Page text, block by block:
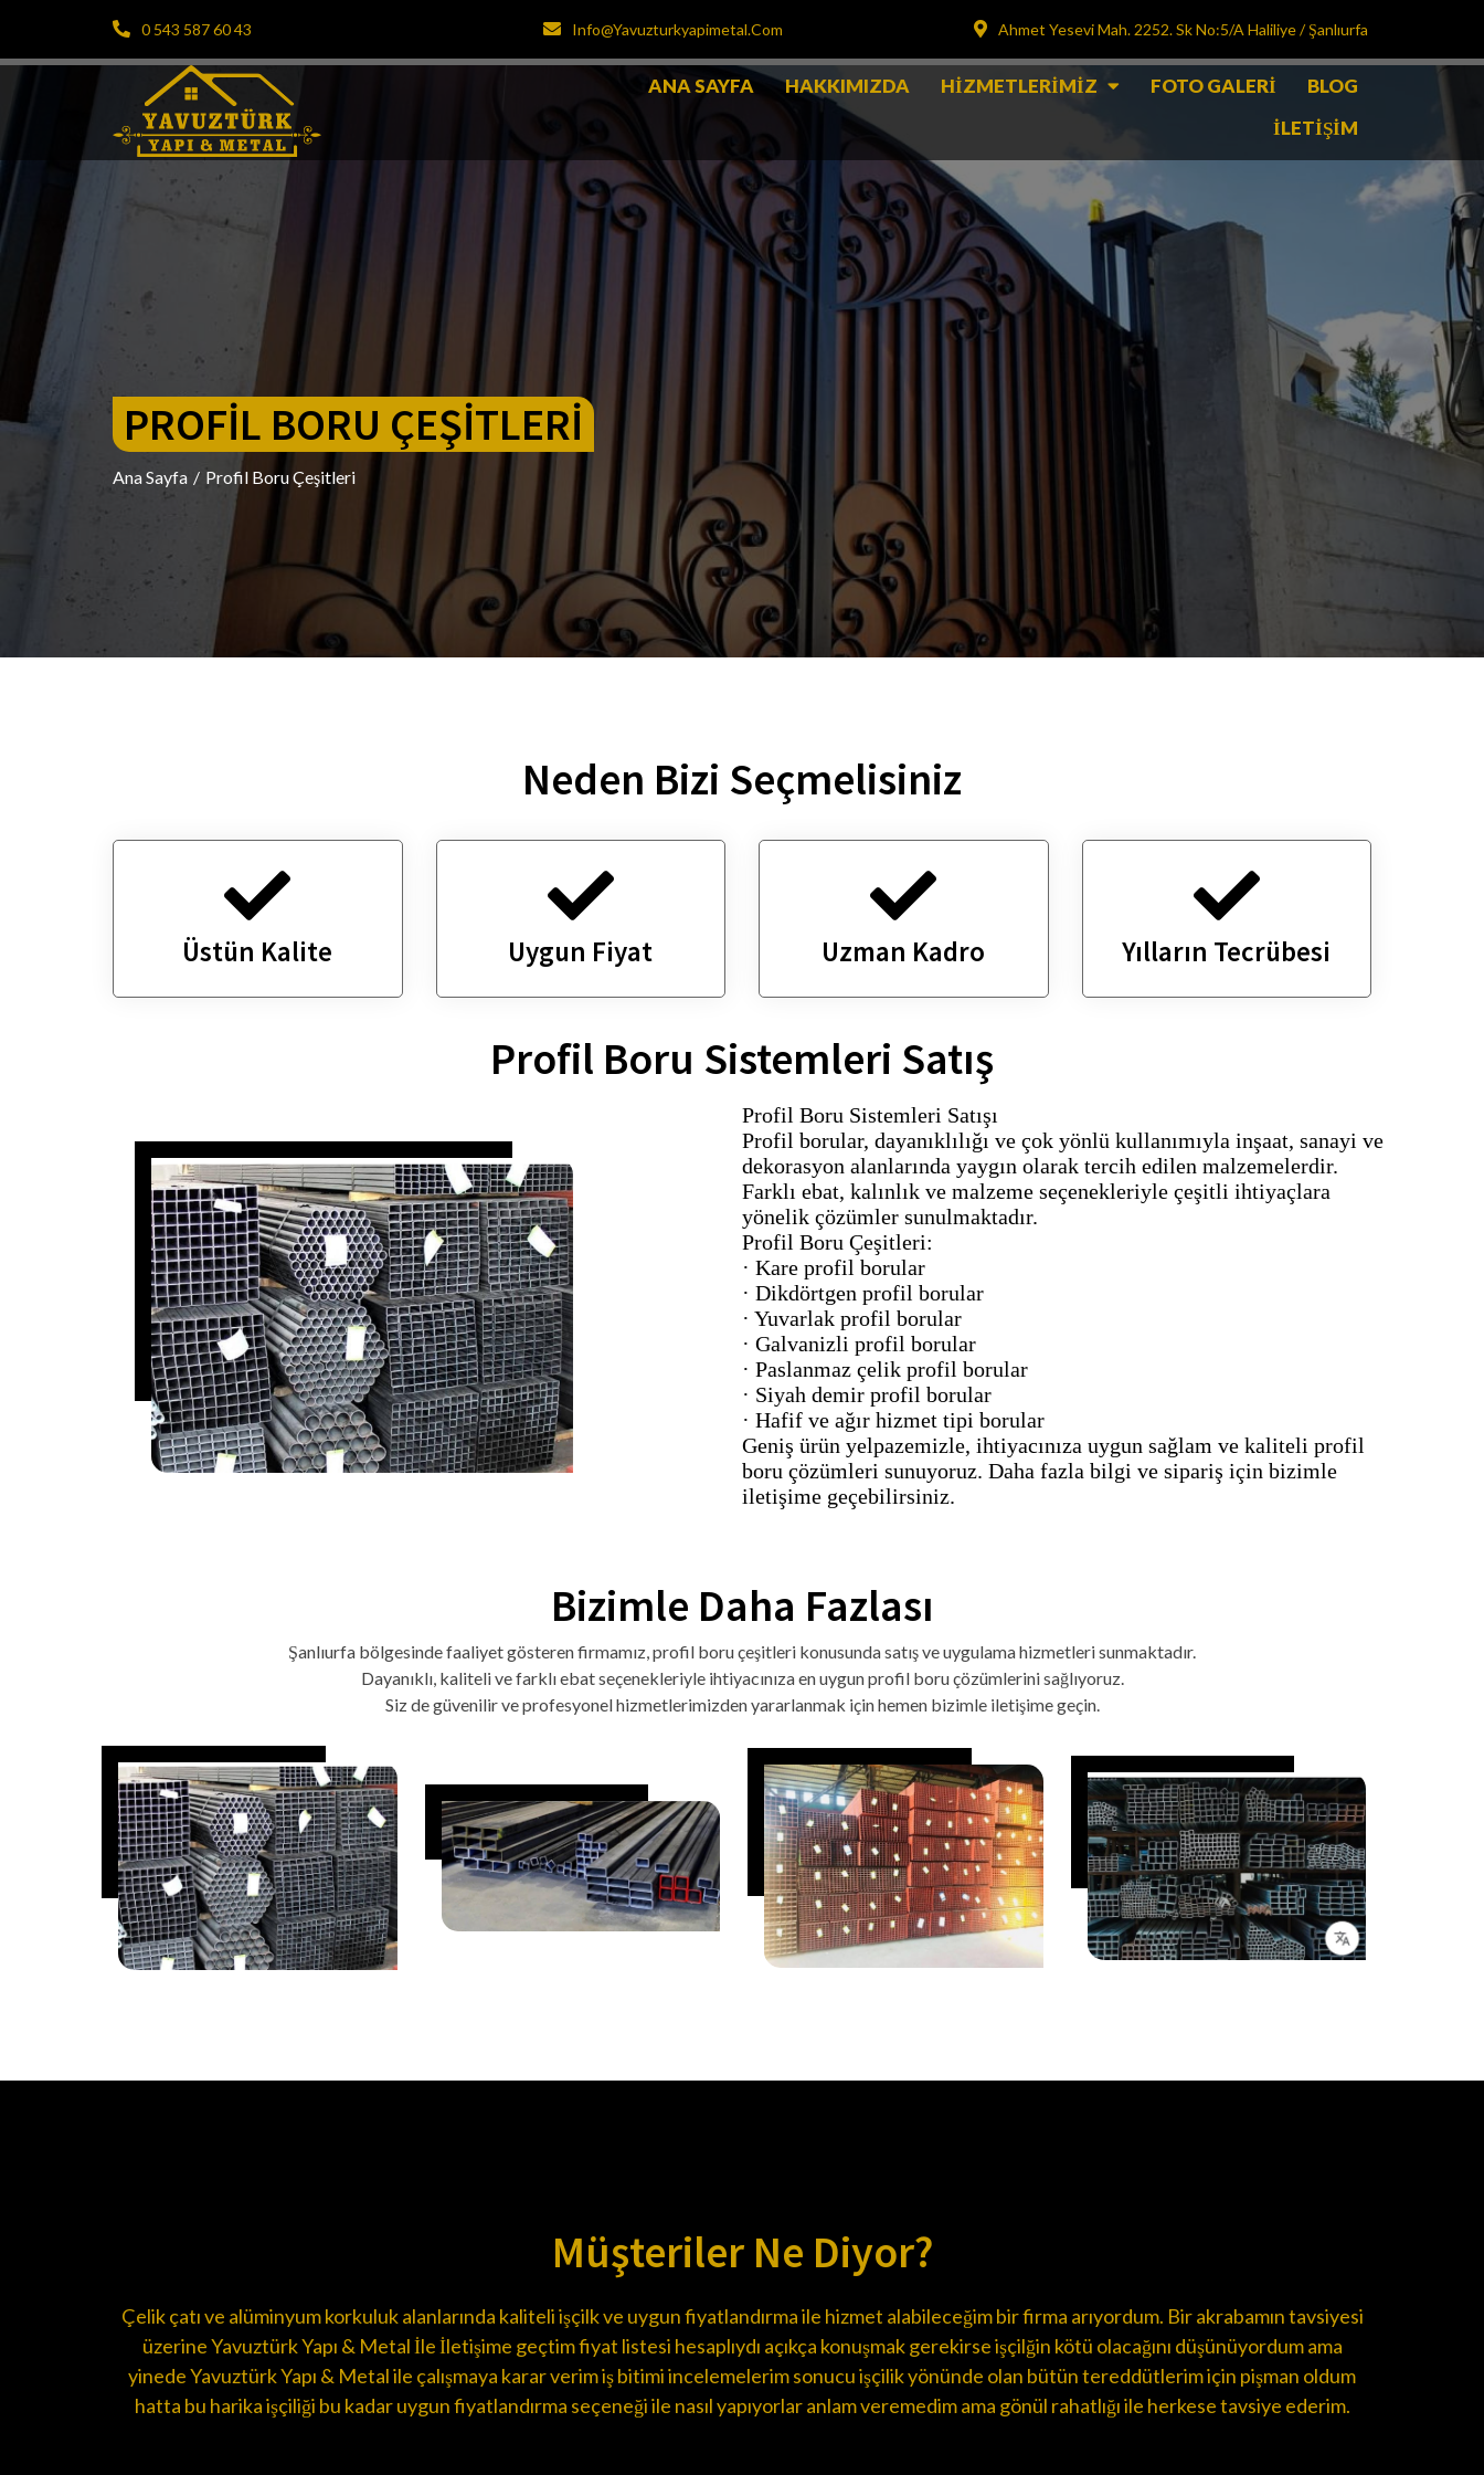
0 543 587 60 43 Info@yavuzturkyapimetal.com Ahmet Yesevi Mah. 2252. Sk No:5/A Haliliye / Şanlıurfa
ANA SAYFA HAKKIMIZDA HIZMETLERIMIZ FOTO GALERI
BLOG
İLETIŞIM
PROFIL BORU ÇEŞITLERI
Ana Sayfa / Profil Boru Çeşitleri
Neden Bizi Seçmelisiniz
Üstün Kalite Uygun Fiyat Uzman Kadro Yılların Tecrübesi
Profil Boru Sistemleri Satış
Profil Boru Sistemleri Satışı
Profil borular, dayanıklılığı ve çok yönlü kullanımıyla inşaat, sanayi ve
dekorasyon alanlarında yaygın olarak tercih edilen malzemelerdir.
Farklı ebat, kalınlık ve malzeme seçenekleriyle çeşitli ihtiyaçlara
yönelik çözümler sunulmaktadır.
Profil Boru Çeşitleri:
· Kare profil borular
· Dikdörtgen profil borular
· Yuvarlak profil borular
· Galvanizli profil borular
· Paslanmaz çelik profil borular
· Siyah demir profil borular
· Hafif ve ağır hizmet tipi borular
Geniş ürün yelpazemizle, ihtiyacınıza uygun sağlam ve kaliteli profil
boru çözümleri sunuyoruz. Daha fazla bilgi ve sipariş için bizimle
iletişime geçebilirsiniz.
Bizimle Daha Fazlası
Şanlıurfa bölgesinde faaliyet gösteren firmamız, profil boru çeşitleri konusunda satış ve uygulama hizmetleri sunmaktadır.
Dayanıklı, kaliteli ve farklı ebat seçenekleriyle ihtiyacınıza en uygun profil boru çözümlerini sağlıyoruz.
Siz de güvenilir ve profesyonel hizmetlerimizden yararlanmak için hemen bizimle iletişime geçin.
Müşteriler Ne Diyor?
Çelik çatı ve alüminyum korkuluk alanlarında kaliteli işçilk ve uygun fiyatlandırma ile hizmet alabileceğim bir firma arıyordum. Bir akrabamın tavsiyesi
üzerine Yavuztürk Yapı & Metal İle İletişime geçtim fiyat listesi hesaplıydı açıkça konuşmak gerekirse işçilğin kötü olacağını düşünüyordum ama
yinede Yavuztürk Yapı & Metal ile çalışmaya karar verim iş bitimi incelemelerim sonucu işçilik yönünde olan bütün tereddütlerim için pişman oldum
hatta bu harika işçiliği bu kadar uygun fiyatlandırma seçeneği ile nasıl yapıyorlar anlam veremedim ama gönül rahatlığı ile herkese tavsiye ederim.